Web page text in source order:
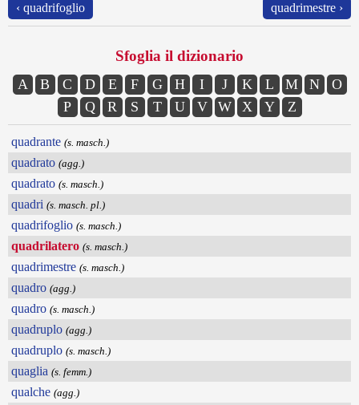
‹ quadrifoglio quadrimestre ›
Sfoglia il dizionario
A B C D E F G H I J K L M N
O
P
Q R S T U V W X Y Z
quadrante (s. masch.)
quadrato (agg.)
quadrato (s. masch.)
quadri (s. masch. pl.)
quadrifoglio (s. masch.)
quadrilatero (s. masch.)
quadrimestre (s. masch.)
quadro (agg.)
quadro (s. masch.)
quadruplo (agg.)
quadruplo (s. masch.)
quaglia (s. femm.)
qualche (agg.)